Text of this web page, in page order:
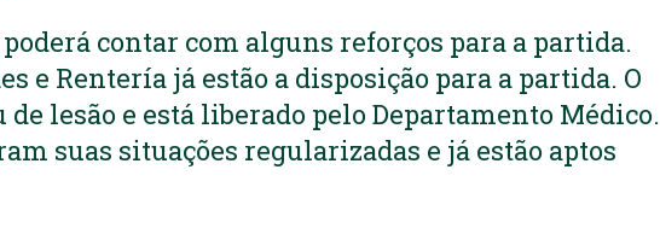
contar com alguns reforços para a partida.
e Rentería já estão a disposição para a partida. O
lesão e está liberado pelo Departamento Médico.
suas situações regularizadas e já estão aptos